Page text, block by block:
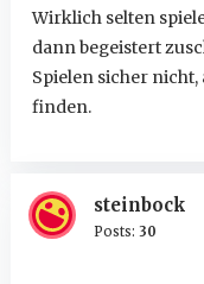
Wirklich selten
dann begeistert
Spielen sicher nicht,
finden.
steinbock
Posts: 30